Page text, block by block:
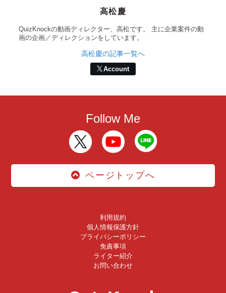
高松慶
QuizKnockの動画ディレクター、高松です。 主に企業案件の動
画の企画／ディレクションをしています。
高松慶の記事一覧へ
Account
Follow Me
ページトップへ
利用規約
個人情報保護方針
プライバシーポリシー
免責事項
ライター紹介
お問い合わせ